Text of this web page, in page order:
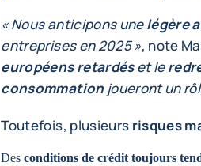
« Nous anticipons unelégère
entreprises en 2025 », note
européens retardéset le
consommation joueront un
Toutefois, plusieurs risques
Desconditions de crédit toujours